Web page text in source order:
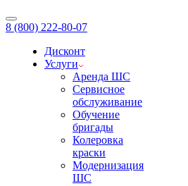
8 (800) 222-80-07
Дисконт
Услуги
Аренда ШС
Сервисное
обслуживание
Обучение
бригады
Колеровка
краски
Модернизация
ШС